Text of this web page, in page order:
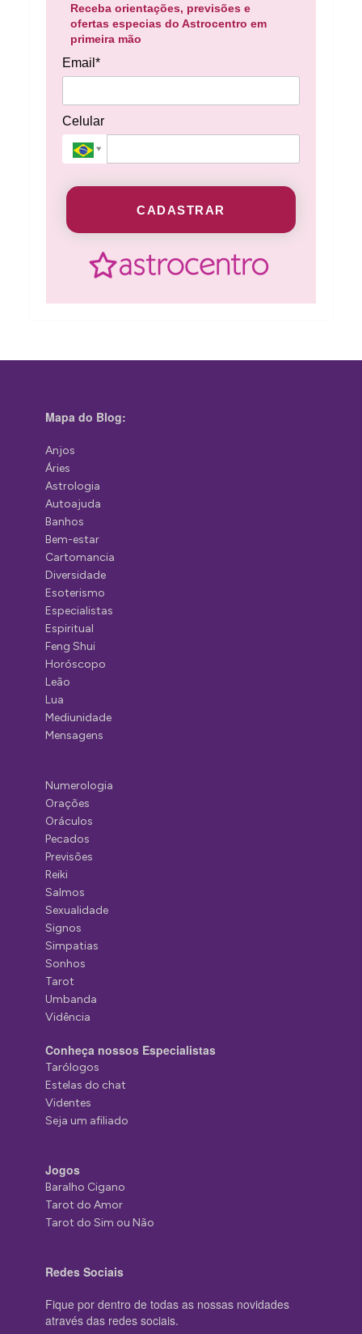
Receba orientações, previsões e
ofertas especias do Astrocentro em
primeira mão
Email*
Celular
CADASTRAR
Mapa do Blog:
Anjos
Áries
Astrologia
Autoajuda
Banhos
Bem-estar
Cartomancia
Diversidade
Esoterismo
Especialistas
Espiritual
Feng Shui
Horóscopo
Leão
Lua
Mediunidade
Mensagens
Numerologia
Orações
Oráculos
Pecados
Previsões
Reiki
Salmos
Sexualidade
Signos
Simpatias
Sonhos
Tarot
Umbanda
Vidência
Conheça nossos Especialistas
Tarólogos
Estelas do chat
Videntes
Seja um afiliado
Jogos
Baralho Cigano
Tarot do Amor
Tarot do Sim ou Não
Redes Sociais
Fique por dentro de todas as nossas novidades
através das redes sociais.